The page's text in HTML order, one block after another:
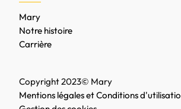
Mary
Notre histoire
Carrière
Copyright 2023© Mary
Mentions légales et Conditions